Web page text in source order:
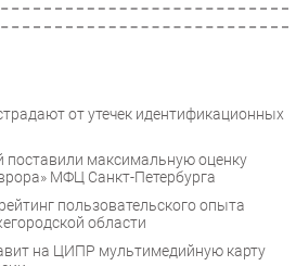
от утечек идентификационных
поставили максимальную оценку
МФЦ Санкт-Петербурга
пользовательского опыта
области
на ЦИПР мультимедийную карту